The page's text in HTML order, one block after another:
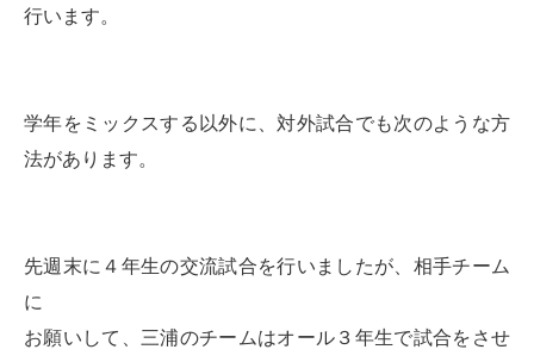
行います。
学年をミックスする以外に、対外試合でも次のような方
法があります。
先週末に４年生の交流試合を行いましたが、相手チーム
に
お願いして、三浦のチームはオール３年生で試合をさせ